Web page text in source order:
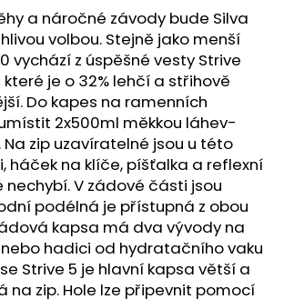
a náročné závody bude Silva
volbou. Stejně jako menší
vychází z úspěšné vesty Strive
které je o 32% lehčí a střihově
Do kapes na ramenních
2x500ml měkkou láhev-
zip uzavíratelné jsou u této
háček na klíče, píšťalka a reflexní
nechybí. V zádové části jsou
podélná je přístupná z obou
kapsa má dva vývody na
hadici od hydratačního vaku
Strive 5 je hlavní kapsa větší a
na zip. Hole lze připevnit pomocí
HLEDAT